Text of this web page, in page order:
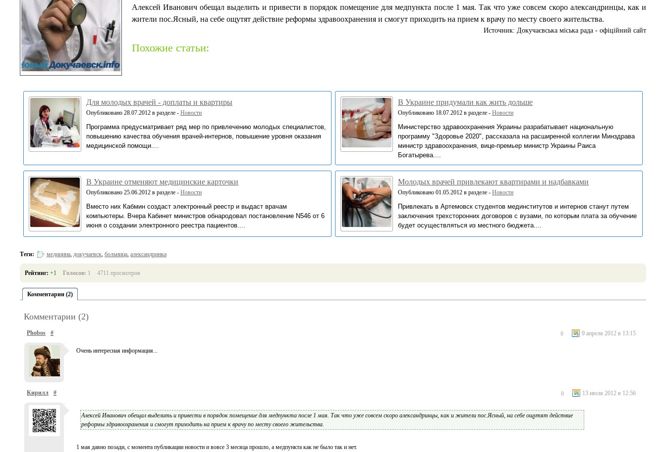
Алексей Иванович обещал выделить и привести в порядок помещение для медпункта после 1 мая. Так что уже совсем скоро александринцы, как и
жители пос.Ясный, на себе ощутят действие реформы здравоохранения и смогут приходить на прием к врачу по месту своего жительства.
Источник: Докучаєвська мiська рада - офіційний сайт
Похожие статьи:
Для молодых врачей - доплаты и квартиры
Опубликовано 28.07.2012 в разделе - Новости
Программа предусматривает ряд мер по привлечению молодых специалистов,
повышению качества обучения врачей-интернов, повышение уровня оказания
медицинской помощи....
В Украине придумали как жить дольше
Опубликовано 18.07.2012 в разделе - Новости
Министерство здравоохранения Украины разрабатывает национальную
программу "Здоровье 2020", рассказала на расширенной коллегии Минздрава
министр здравоохранения, вице-премьер министр Украины Раиса
Богатырева....
В Украине отменяют медицинские карточки
Опубликовано 25.06.2012 в разделе - Новости
Вместо них Кабмин создаст электронный реестр и выдаст врачам
компьютеры. Вчера Кабинет министров обнародовал постановление N546 от 6
июня о создании электронного реестра пациентов....
Молодых врачей привлекают квартирами и надбавками
Опубликовано 01.05.2012 в разделе - Новости
Привлекать в Артемовск студентов мединститутов и интернов станут путем
заключения трехсторонних договоров с вузами, по которым плата за обучение
будет осуществляться из местного бюджета....
Теги: медицина, докучаевск, больница, александринка
Рейтинг: +1 Голосов: 1 4711 просмотров
Комментарии (2)
Комментарии (2)
Phobos # 9 апреля 2012 в 13:15
0
Очень интересная информация...
Кирилл # 13 июля 2012 в 12:56
0
Алексей Иванович обещал выделить и привести в порядок помещение для медпункта после 1 мая. Так что уже совсем скоро александринцы, как и жители пос.Ясный, на себе ощутят действие
реформы здравоохранения и смогут приходить на прием к врачу по месту своего жительства.
1 мая давно позади, с момента публикации новости и вовсе 3 месяца прошло, а медпункта как не было так и нет.